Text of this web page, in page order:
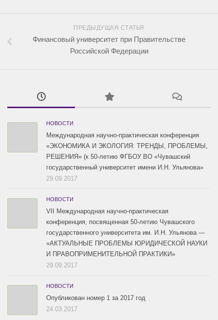
ПРЕДЫДУЩАЯ СТАТЬЯ
Финансовый университет при Правительстве
Российской Федерации
НОВОСТИ
Международная научно-практическая конференция
«ЭКОНОМИКА И ЭКОЛОГИЯ: ТРЕНДЫ, ПРОБЛЕМЫ,
РЕШЕНИЯ» (к 50-летию ФГБОУ ВО «Чувашский
государственный университет имени И.Н. Ульянова»
29.09.2017
НОВОСТИ
VII Международная научно-практическая
конференция, посвященная 50-летию Чувашского
государственного университета им. И.Н. Ульянова —
«АКТУАЛЬНЫЕ ПРОБЛЕМЫ ЮРИДИЧЕСКОЙ НАУКИ
И ПРАВОПРИМЕНИТЕЛЬНОЙ ПРАКТИКИ»
29.09.2017
НОВОСТИ
Опубликован номер 1 за 2017 год
24.03.2017